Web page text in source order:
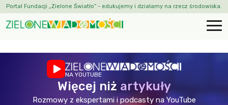
Portal Fundacji „Zielone Światło” - edukujemy i działamy na rzecz środowiska.
NA YOUTUBE
Więcej niż artykuły
Rozmowy z ekspertami i podcasty na YouTube